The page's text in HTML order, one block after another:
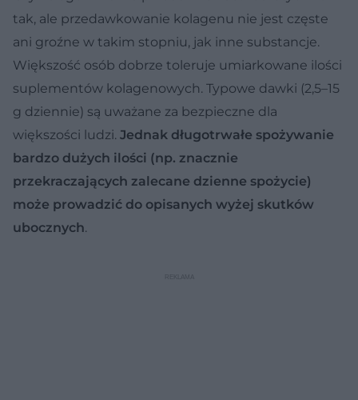
tak, ale przedawkowanie kolagenu nie jest częste
ani groźne w takim stopniu, jak inne substancje.
Większość osób dobrze toleruje umiarkowane ilości
suplementów kolagenowych. Typowe dawki (2,5–15
g dziennie) są uważane za bezpieczne dla
większości ludzi. Jednak długotrwałe spożywanie
bardzo dużych ilości (np. znacznie
przekraczających zalecane dzienne spożycie)
może prowadzić do opisanych wyżej skutków
ubocznych.